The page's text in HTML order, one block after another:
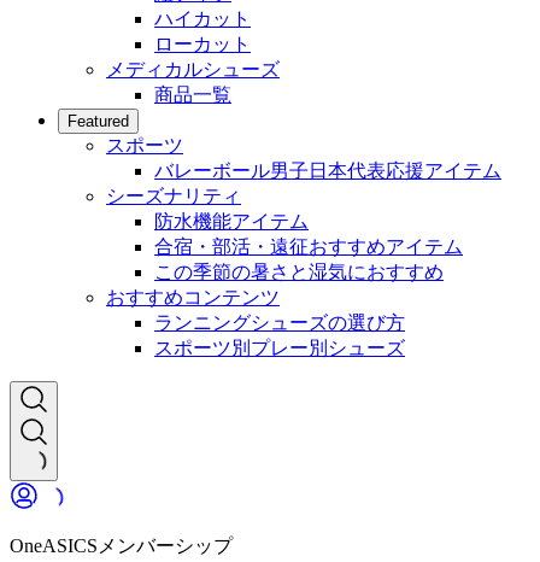
ハイカット
ローカット
メディカルシューズ
商品一覧
Featured
スポーツ
バレーボール男子日本代表応援アイテム
シーズナリティ
防水機能アイテム
合宿・部活・遠征おすすめアイテム
この季節の暑さと湿気におすすめ
おすすめコンテンツ
ランニングシューズの選び方
スポーツ別プレー別シューズ
OneASICSメンバーシップ